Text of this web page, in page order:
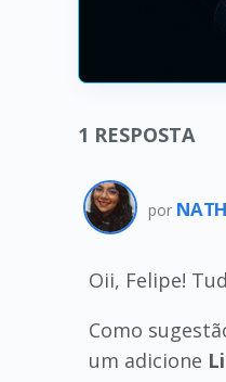
1 RESPOSTA
por
Oii, Felipe!
Como
um adicione